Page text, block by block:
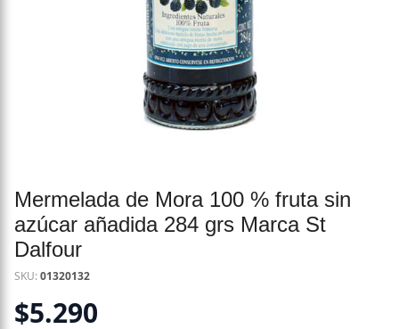
Mermelada de Mora 100 % fruta sin
azúcar añadida 284 grs Marca St
Dalfour
SKU:01320132
$5.290